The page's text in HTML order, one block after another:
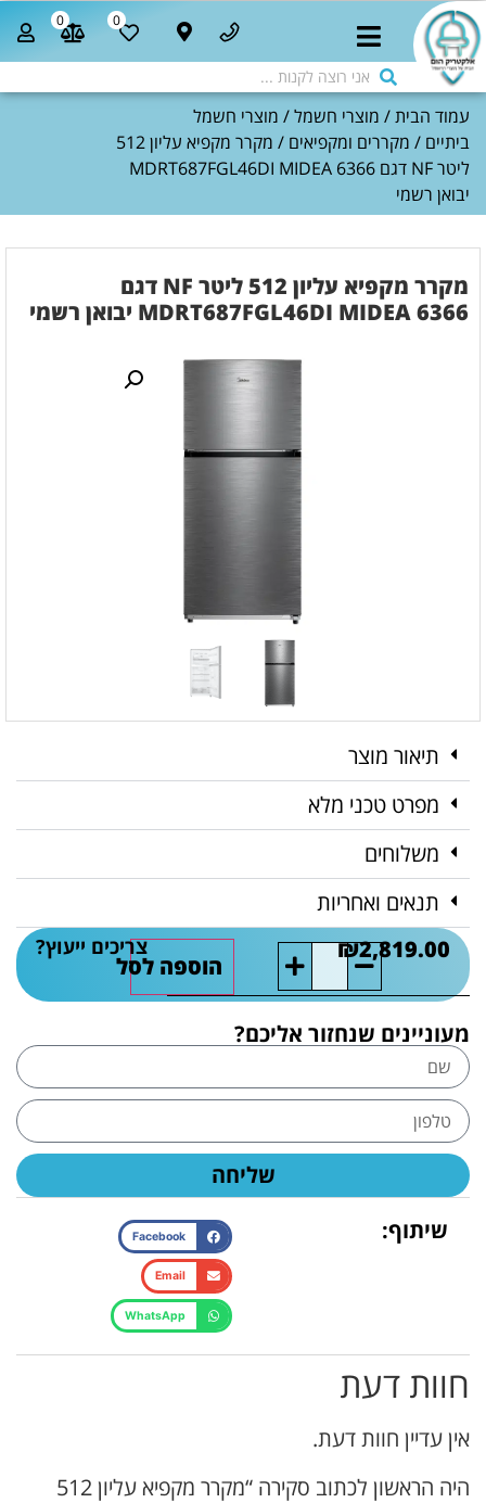
0
0
עמוד הבית/ מוצרי חשמל/ מוצרי חשמל
ביתיים / מקררים ומקפיאים
/ מקרר מקפיא עליון 512
ליטר NF דגם MDRT687FGL46DI MIDEA 6366
יבואן רשמי
תיאור מוצר
מפרט טכני מלא
משלוחים
תנאים ואחריות
₪2,819.00
הוספה לסל
צריכים ייעוץ?
מעוניינים שנחזור אליכם?
שליחה
שיתוף:
Facebook
Email
WhatsApp
חוות דעת
אין עדיין חוות דעת.
היה הראשון לכתוב סקירה “מקרר מקפיא עליון 512
מקרר מקפיא עליון 512 ליטר NF דגם
MDRT687FGL46DI MIDEA 6366 יבואן רשמי